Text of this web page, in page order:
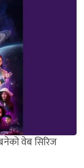
वेब सिरिज